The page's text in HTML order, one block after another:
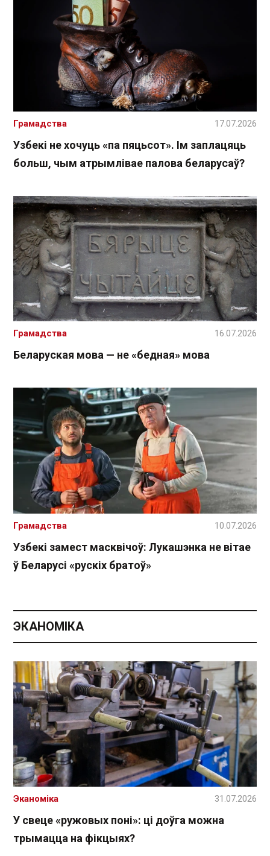
Узбекі не хочуць «па пяцьсот». Ім заплацяць
больш, чым атрымлівае палова беларусаў?
Грамадства 17.07.2026
Беларуская мова — не «бедная» мова
Грамадства 16.07.2026
Узбекі замест масквічоў: Лукашэнка не вітае
ў Беларусі «рускіх братоў»
Грамадства 10.07.2026
ЭКАНОМІКА
У свеце «ружовых поні»: ці доўга можна
трымацца на фікцыях?
Эканоміка 31.07.2026